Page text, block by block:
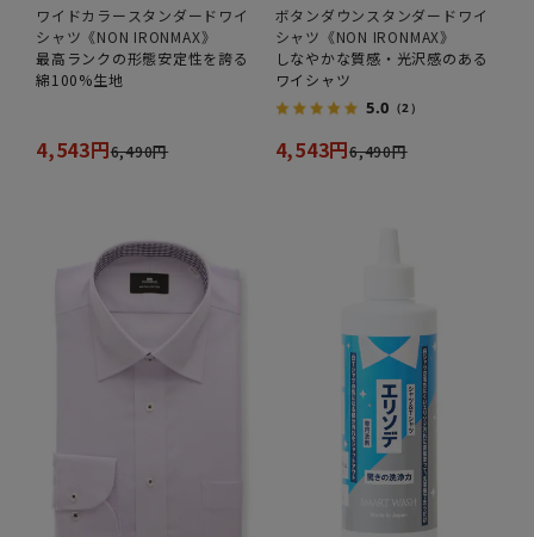
ワイドカラースタンダードワイ
シャツ《NON IRONMAX》
最高ランクの形態安定性を誇る
綿100%生地
4,543円6,490円
ボタンダウンスタンダードワイ
シャツ《NON IRONMAX》
しなやかな質感・光沢感のある
ワイシャツ
5.0 （2）
4,543円6,490円